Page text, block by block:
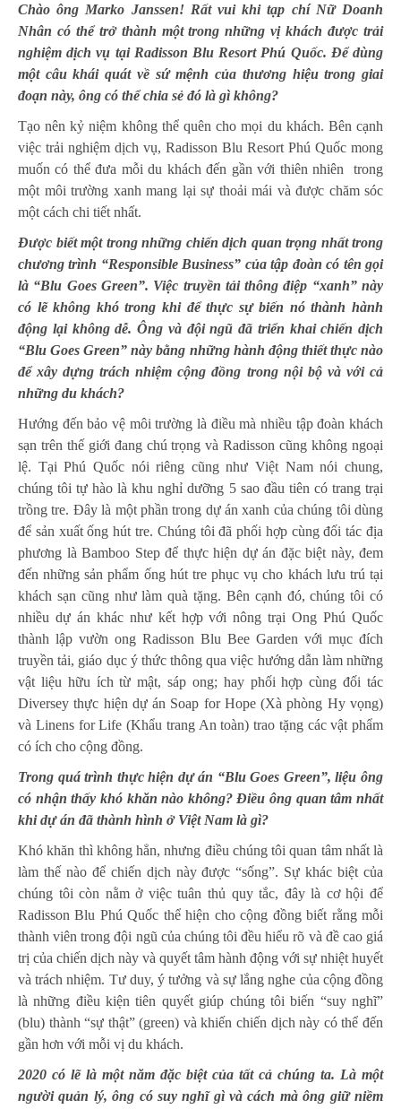
Chào ông Marko Janssen! Rất vui khi tạp chí Nữ Doanh
Nhân có thể trở thành một trong những vị khách được trải
nghiệm dịch vụ tại Radisson Blu Resort Phú Quốc. Để dùng
một câu khái quát về sứ mệnh của thương hiệu trong giai
đoạn này, ông có thể chia sẻ đó là gì không?
Tạo nên kỷ niệm không thể quên cho mọi du khách. Bên cạnh
việc trải nghiệm dịch vụ, Radisson Blu Resort Phú Quốc mong
muốn có thể đưa mỗi du khách đến gần với thiên nhiên trong
một môi trường xanh mang lại sự thoải mái và được chăm sóc
một cách chi tiết nhất.
Được biết một trong những chiến dịch quan trọng nhất trong
chương trình “Responsible Business” của tập đoàn có tên gọi
là “Blu Goes Green”. Việc truyền tải thông điệp “xanh” này
có lẽ không khó trong khi để thực sự biến nó thành hành
động lại không dễ. Ông và đội ngũ đã triển khai chiến dịch
“Blu Goes Green” này bằng những hành động thiết thực nào
để xây dựng trách nhiệm cộng đồng trong nội bộ và với cả
những du khách?
Hướng đến bảo vệ môi trường là điều mà nhiều tập đoàn khách
sạn trên thế giới đang chú trọng và Radisson cũng không ngoại
lệ. Tại Phú Quốc nói riêng cũng như Việt Nam nói chung,
chúng tôi tự hào là khu nghỉ dưỡng 5 sao đầu tiên có trang trại
trồng tre. Đây là một phần trong dự án xanh của chúng tôi dùng
để sản xuất ống hút tre. Chúng tôi đã phối hợp cùng đối tác địa
phương là Bamboo Step để thực hiện dự án đặc biệt này, đem
đến những sản phẩm ống hút tre phục vụ cho khách lưu trú tại
khách sạn cũng như làm quà tặng. Bên cạnh đó, chúng tôi có
nhiều dự án khác như kết hợp với nông trại Ong Phú Quốc
thành lập vườn ong Radisson Blu Bee Garden với mục đích
truyền tải, giáo dục ý thức thông qua việc hướng dẫn làm những
vật liệu hữu ích từ mật, sáp ong; hay phối hợp cùng đối tác
Diversey thực hiện dự án Soap for Hope (Xà phòng Hy vọng)
và Linens for Life (Khẩu trang An toàn) trao tặng các vật phẩm
có ích cho cộng đồng.
Trong quá trình thực hiện dự án “Blu Goes Green”,liệu ông
có nhận thấy khó khăn nào không? Điều ông quan tâm nhất
khi dự án đã thành hình ở Việt Nam là gì?
Khó khăn thì không hẳn, nhưng điều chúng tôi quan tâm nhất là
làm thế nào để chiến dịch này được “sống”. Sự khác biệt của
chúng tôi còn nằm ở việc tuân thủ quy tắc, đây là cơ hội để
Radisson Blu Phú Quốc thể hiện cho cộng đồng biết rằng mỗi
thành viên trong đội ngũ của chúng tôi đều hiểu rõ và đề cao giá
trị của chiến dịch này và quyết tâm hành động với sự nhiệt huyết
và trách nhiệm. Tư duy, ý tưởng và sự lắng nghe của cộng đồng
là những điều kiện tiên quyết giúp chúng tôi biến “suy nghĩ”
(blu) thành “sự thật” (green) và khiến chiến dịch này có thể đến
gần hơn với mỗi vị du khách.
2020 có lẽ là một năm đặc biệt của tất cả chúng ta. Là một
người quản lý, ông có suy nghĩ gì và cách mà ông giữ niềm